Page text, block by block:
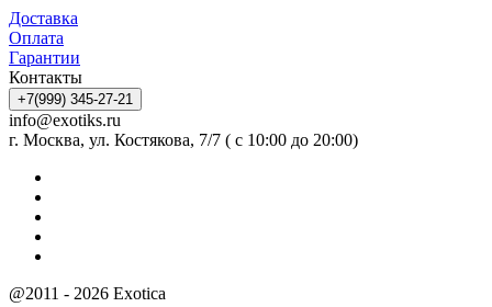
Доставка
Оплата
Гарантии
Контакты
+7(999) 345-27-21
info@exotiks.ru
г. Москва, ул. Костякова, 7/7 ( с 10:00 до 20:00)
@2011 - 2026 Exotica